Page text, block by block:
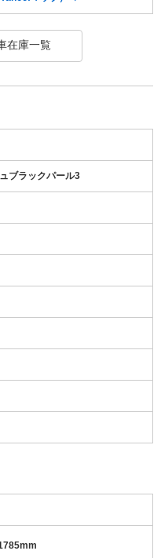
在庫一覧
ブラックパール3
mm